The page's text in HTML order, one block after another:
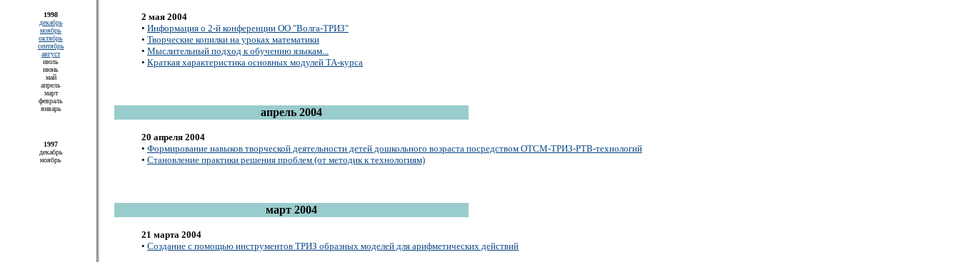
1998
декабрь
ноябрь
октябрь
сентябрь
август
июль
июнь
май
апрель
март
февраль
январь
1997
декабрь
ноябрь
2 мая 2004
• Информация о 2-й конференции ОО "Волга-ТРИЗ"
• Творческие копилки на уроках математики
• Мыслительный подход к обучению языкам...
• Краткая характеристика основных модулей ТА-курса
апрель 2004
20 апреля 2004
• Формирование навыков творческой деятельности детей дошкольного возраста посредством ОТСМ-ТРИЗ-РТВ-технологий
• Становление практики решения проблем (от методик к технологиям)
март 2004
21 марта 2004
• Создание с помощью инструментов ТРИЗ образных моделей для арифметических действий